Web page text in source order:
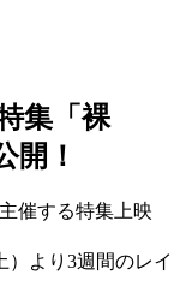
集「裸
開！
催する特集上映
）より3週間のレイ